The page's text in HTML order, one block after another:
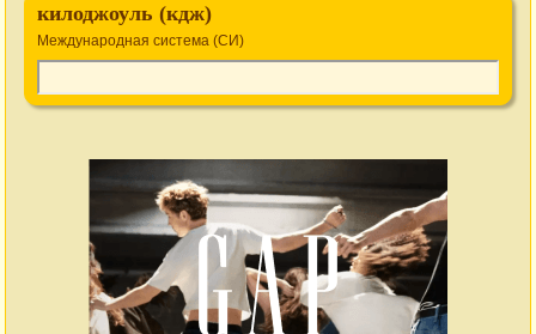
килоджоуль (кдж)
Международная система (СИ)